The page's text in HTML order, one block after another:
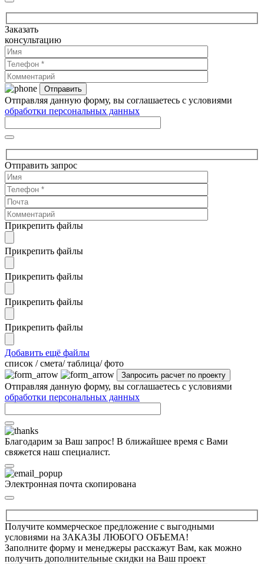
Заказать
консультацию
Отправляя данную форму, вы соглашаетесь с условиями
обработки персональных данных
Отправить запрос
Прикрепить файлы
Прикрепить файлы
Прикрепить файлы
Прикрепить файлы
Прикрепить файлы
Добавить ещё файлы
cписок / смета/ таблица/ фото
Отправляя данную форму, вы соглашаетесь с условиями
обработки персональных данных
Благодарим за Ваш запрос! В ближайшее время с Вами
свяжется наш специалист.
Электронная почта скопирована
Получите коммерческое предложение с выгодными
условиями на ЗАКАЗЫ ЛЮБОГО ОБЪЕМА!
Заполните форму и менеджеры расскажут Вам, как можно
получить дополнительные скидки на Ваш проект